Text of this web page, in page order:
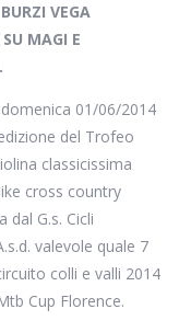
VEGA
MAGI E
01/06/2014
del Trofeo
classicissima
cross country
dal G.s. Cicli
valevole quale 7
colli e valli 2014
Cup Florence.